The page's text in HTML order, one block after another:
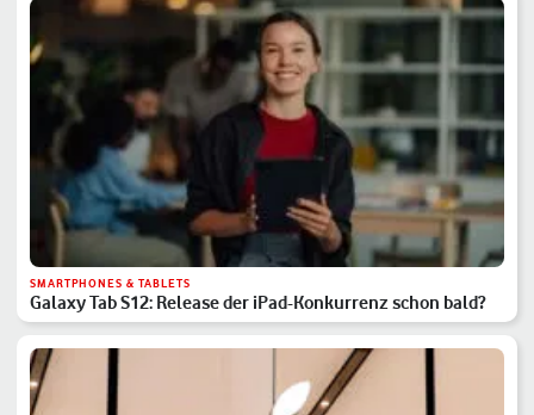
SMARTPHONES & TABLETS
Galaxy Tab S12: Release der iPad-Konkurrenz schon bald?